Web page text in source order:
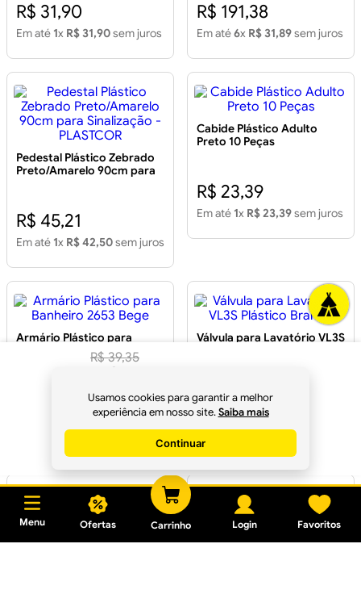
Menu Ofertas Carrinho Login Favoritos
Usamos cookies para garantir a melhor
experiência em nosso site. Saiba mais
Continuar
R$ 39,35
noPix
Comprar
R$ 31,90
Em até 1x R$ 31,90sem juros
R$ 191,38
Em até6x R$ 31,89sem juros
Pedestal Plástico Zebrado
Preto/Amarelo 90cm para
R$ 45,21
Em até 1x R$ 42,50sem juros
Cabide Plástico Adulto
Preto 10 Peças
R$ 23,39
Em até 1x R$ 23,39sem juros
Armário Plástico para
Banheiro 2653 Bege
R$ 42,55
Válvula para Lavatório VL3S
R$ 7,44
Em até1xR$ 7,44
Rolo Adesivo Lavável de
Suporte Plástico Manual